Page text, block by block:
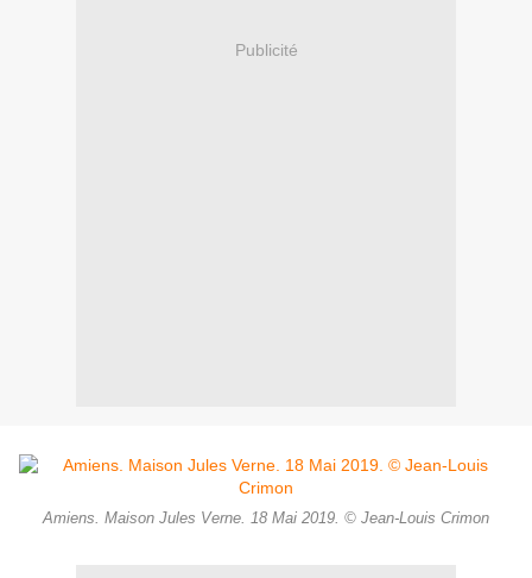
Publicité
Amiens. Maison Jules Verne. 18 Mai 2019. © Jean-Louis Crimon